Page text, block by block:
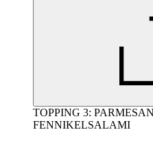
TOPPING 3:
FENNIKELSALAMI